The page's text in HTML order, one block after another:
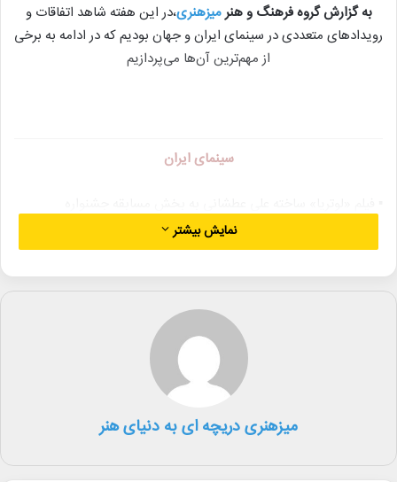
به گزارش گروه فرهنگ و هنرمیزهنری،در این هفته شاهد اتفاقات و
رویدادهای متعددی در سینمای ایران و جهان بودیم که در ادامه به برخی
از مهم‌ترین آن‌ها می‌پردازیم
سینمای ایران
بین‌المللی فیلم‌های ضدخشونت اسپانیا راه یافت.
▪︎ جشنواره ونیز اعضای هیأت داوران بخش‌های «افق‌ها» و «لوئیجی د
لائورنتیس» را معرفی کرد؛ «دبرا گرانیک» ریاست هیأت داوران بخش
▪︎ فیلم «شور عاشقی» ساخته داریوش یاری از امروز در مناطق فاقد سینما
▪︎ دبیرخانه پنجمین جشنواره بین‌المللی فیلم کوثر نامزدهای بخش‌های
نمایش بیشتر
میزهنری دریچه ای به دنیای هنر